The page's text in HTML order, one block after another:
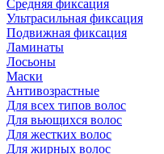
Средняя фиксация
Ультрасильная фиксация
Подвижная фиксация
Ламинаты
Лосьоны
Маски
Антивозрастные
Для всех типов волос
Для вьющихся волос
Для жестких волос
Для жирных волос